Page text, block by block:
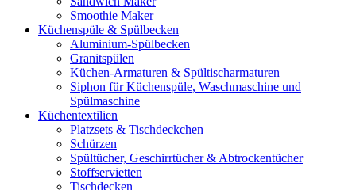
Smoothie Maker
Küchenspüle & Spülbecken
Aluminium-Spülbecken
Granitspülen
Küchen-Armaturen & Spültischarmaturen
Siphon für Küchenspüle, Waschmaschine und
Spülmaschine
Küchentextilien
Platzsets & Tischdeckchen
Schürzen
Spültücher, Geschirrtücher & Abtrockentücher
Stoffservietten
Tischdecken